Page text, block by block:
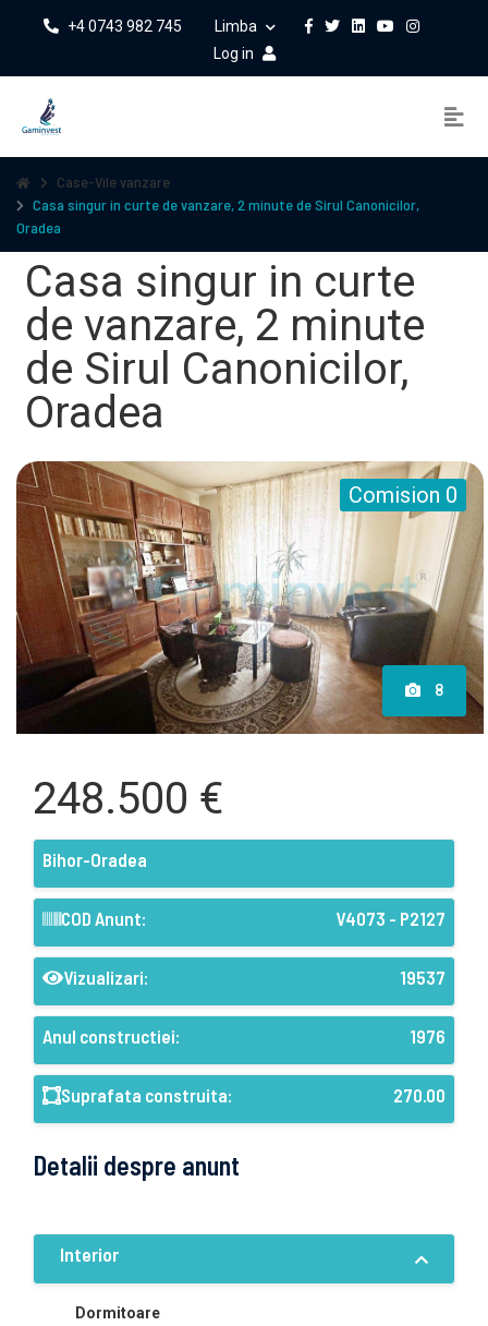
+4 0743 982 745
Limba
Log in
Case-Vile vanzare
Casa singur in curte de vanzare, 2 minute de Sirul Canonicilor,
Oradea
Casa singur in curte
de vanzare, 2 minute
de Sirul Canonicilor,
Oradea
Comision 0
8
248.500 €
Bihor-Oradea
COD Anunt: V4073 - P2127
Vizualizari: 19537
Anul constructiei: 1976
Suprafata construita: 270.00
Detalii despre anunt
Interior
Dormitoare